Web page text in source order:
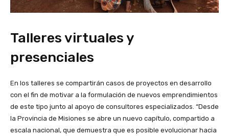
Talleres virtuales y
presenciales
En los talleres se compartirán casos de proyectos en desarrollo
con el fin de motivar a la formulación de nuevos emprendimientos
de este tipo junto al apoyo de consultores especializados. “Desde
la Provincia de Misiones se abre un nuevo capítulo, compartido a
escala nacional, que demuestra que es posible evolucionar hacia